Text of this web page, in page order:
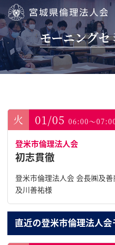
宮城県倫理法人会モーニングセ
01/05 06:00～
登米市倫理法人会
初志貫徹
登米市倫理法人会 会長㈱及
及川善祐様
直近の登米市倫理法人